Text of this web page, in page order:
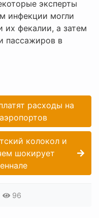
эксперты
инфекции могли
их фекалии, а затем
пассажиров в
расходы на
колокол и
шокирует
96